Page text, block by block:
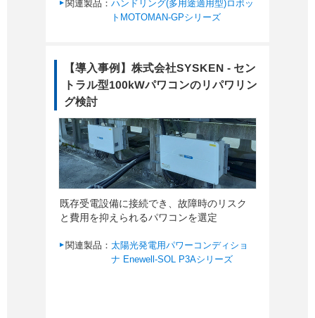
関連製品： ハンドリング(多用途適用型)ロボッ
トMOTOMAN-GPシリーズ
【導入事例】株式会社SYSKEN - セン
トラル型100kWパワコンのリパワリン
グ検討
既存受電設備に接続でき、故障時のリスク
と費用を抑えられるパワコンを選定
関連製品： 太陽光発電用パワーコンディショ
ナ Enewell-SOL P3Aシリーズ